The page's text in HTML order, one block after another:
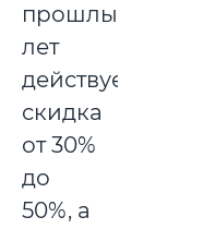
прошлых
лет
действует
скидка
от 30%
до
50%, а